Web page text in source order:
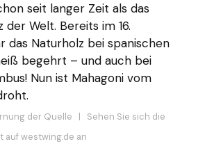
seit langer Zeit als das
Welt. Bereits im 16.
das Naturholz bei spanischen
begehrt – und auch bei
Nun ist Mahagoni vom
der Quelle | Sehen Sie sich die
westwing.de an